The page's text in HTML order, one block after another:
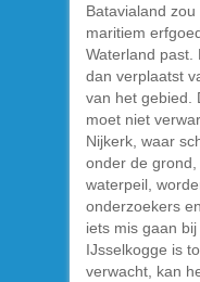
Batavialand
maritiem
Waterland past.
dan verplaatst
van het gebied.
moet niet
Nijkerk, waar
onder de
waterpeil,
onderzoekers
iets mis gaan
IJsselkogge is
verwacht, kan